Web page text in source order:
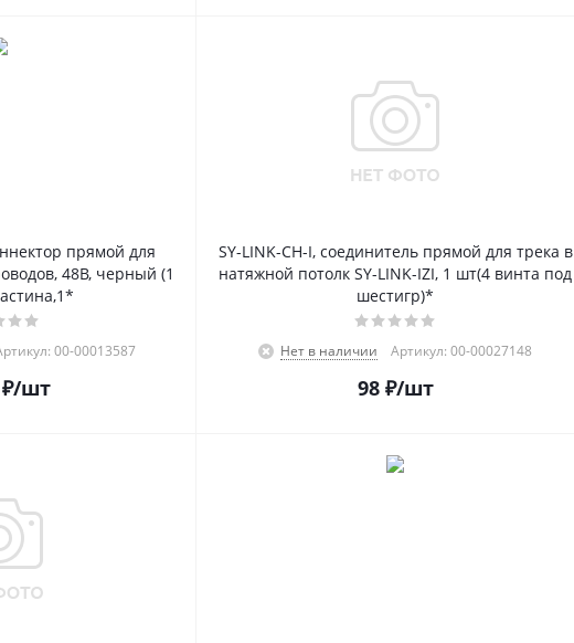
прямой для
48В, черный (1
00-00013587
₽/шт
SY-LINK-CH-I, соединитель прямой для трека в
натяжной потолк SY-LINK-IZI, 1 шт(4 винта под
шестигр)*
Нет в наличии Артикул: 00-00027148
98₽/шт